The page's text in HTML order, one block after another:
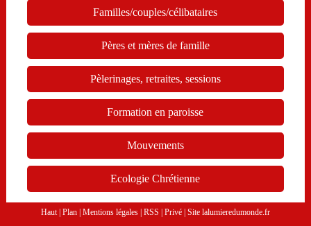
Familles/couples/célibataires
Pères et mères de famille
Pèlerinages, retraites, sessions
Formation en paroisse
Mouvements
Ecologie Chrétienne
Haut| Plan Mentions légales RSS Privé Site lalumieredumonde.fr